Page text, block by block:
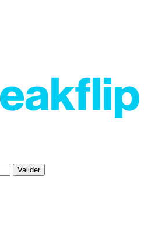
Valider